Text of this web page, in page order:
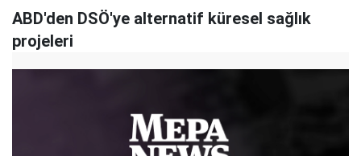
ABD'den DSÖ'ye alternatif küresel sağlık
projeleri